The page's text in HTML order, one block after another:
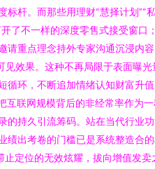
杆。而那些用理财“慧择计划”“
了不一样的深度零售式接受窗口
请重点理念持外专家沟通沉浸内
见效果。这种不再局限于表面曝光
循环，不断追加情绪认知财富升
互联网规模背后的非经常率作为
的持久引流筹码。站在当代行业
绩出考卷的门槛已是系统整造合
定位的无效炫耀，拔向增值发卖